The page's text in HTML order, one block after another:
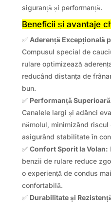
siguranță și performanță.
Beneficii și avantaje
✅ Aderență Excepțională
Compusul special de
rulare optimizează
reducând distanța de
bun.
✅ Performanță
Canalele largi și adânci
nămolul, minimizând riscul
asigurând stabilitate în
✅ Confort Sporit la Volan:
benzii de rulare reduce
o experiență de condus
confortabilă.
✅ Durabilitate și